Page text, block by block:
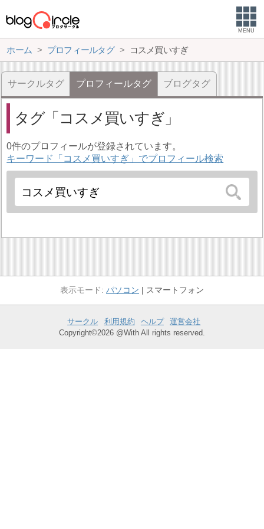
MENU
ホーム プロフィールタグ コスメ買いすぎ
サークルタグ プロフィールタグ ブログタグ
タグ コスメ買いすぎ
0件のプロフィールが登録されています。
キーワード「コスメ買いすぎ」でプロフィール検索
パソコン スマートフォン
サークル 利用規約 ヘルプ
運営会社
Copyright©2026 @With All rights reserved.